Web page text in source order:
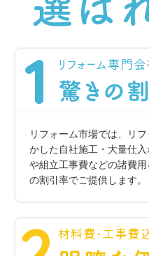
リフォーム市場では、リ
かした自社施工・大量仕
や組立工事費などの諸費
の割引率でご提供します。